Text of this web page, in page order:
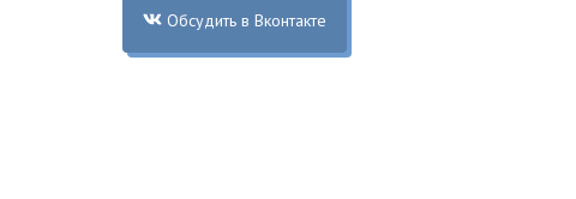
Обсудить в Вконтакте